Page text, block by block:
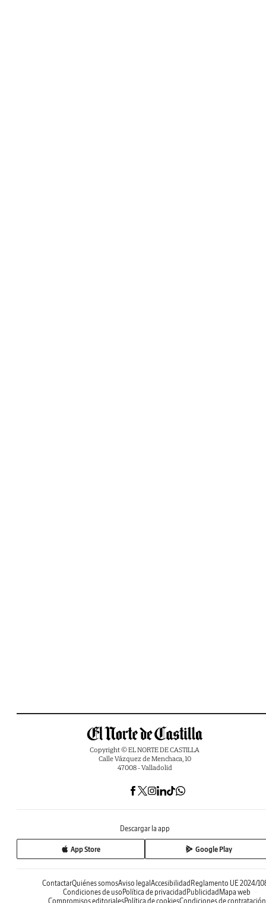
Copyright © EL NORTE DE CASTILLA
Calle Vázquez de Menchaca, 10
47008 - Valladolid
Descargar la app
App Store Google Play
ContactarQuiénes somosAviso legal Accesibilidad Reglamento UE 2024/
Condiciones de uso Política de privacidad Publicidad Mapa web
Compromisos editorialesPolítica de cookiesCondiciones de contratación